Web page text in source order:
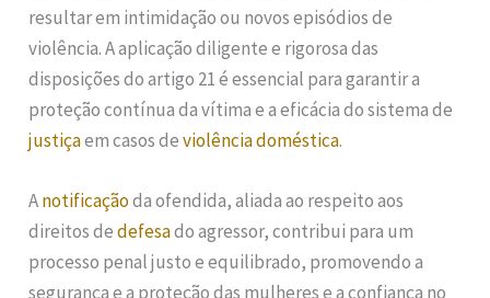
resultar em intimidação ou novos episódios de
violência. A aplicação diligente e rigorosa das
disposições do artigo 21 é essencial para garantir a
proteção contínua da vítima e a eficácia do sistema de
justiçaem casos deviolência doméstica.
Anotificaçãoda ofendida, aliada ao respeito aos
direitos dedefesado agressor, contribui para um
processo penal justo e equilibrado, promovendo a
segurança e a proteção das mulheres e a confiança no